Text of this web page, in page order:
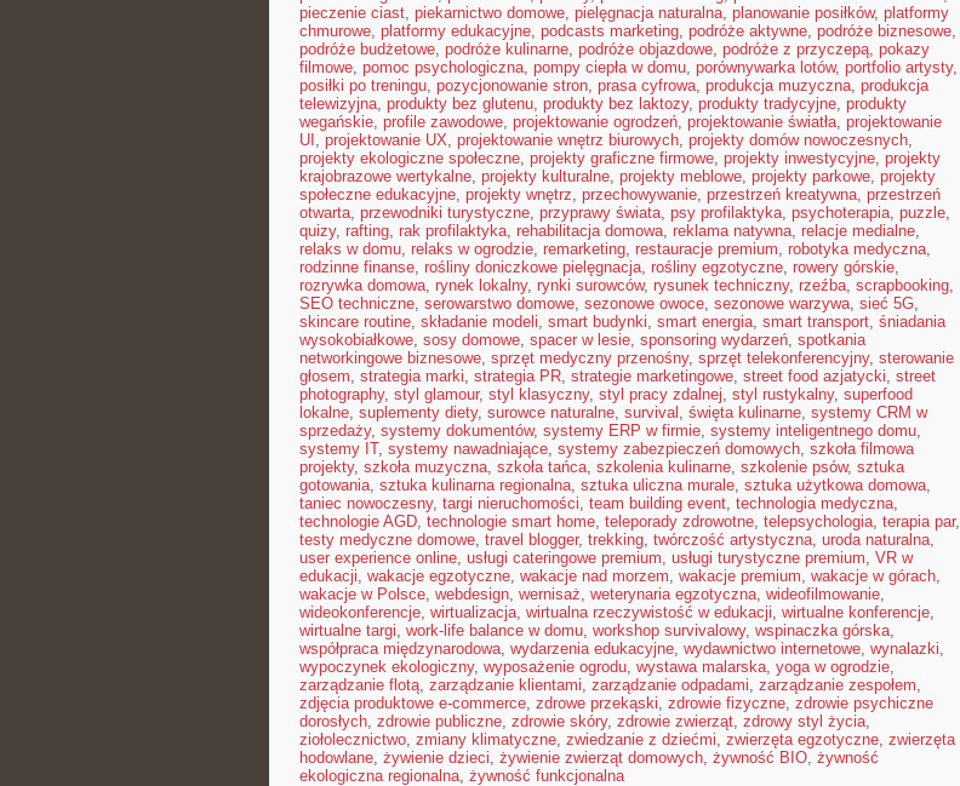
pieczenie ciast, piekarnictwo domowe, pielęgnacja naturalna, planowanie posiłków, platformy
chmurowe, platformy edukacyjne, podcasts marketing, podróże aktywne, podróże biznesowe,
podróże budżetowe, podróże kulinarne, podróże objazdowe, podróże z przyczepą, pokazy
filmowe, pomoc psychologiczna, pompy ciepła w domu, porównywarka lotów, portfolio artysty,
posiłki po treningu, pozycjonowanie stron, prasa cyfrowa, produkcja muzyczna, produkcja
telewizyjna, produkty bez glutenu, produkty bez laktozy, produkty tradycyjne, produkty
wegańskie, profile zawodowe, projektowanie ogrodzeń, projektowanie światła, projektowanie
UI , projektowanie UX, projektowanie wnętrz biurowych, projekty domów nowoczesnych,
projekty ekologiczne społeczne, projekty graficzne firmowe, projekty inwestycyjne, projekty
krajobrazowe wertykalne, projekty kulturalne, projekty meblowe, projekty parkowe, projekty
społeczne edukacyjne, projekty wnętrz, przechowywanie, przestrzeń kreatywna, przestrzeń
otwarta, przewodniki turystyczne, przyprawy świata, psy profilaktyka, psychoterapia, puzzle,
quizy, rafting, rak profilaktyka, rehabilitacja domowa, reklama natywna, relacje medialne,
relaks w domu, relaks w ogrodzie, remarketing, restauracje premium, robotyka medyczna,
rodzinne finanse, rośliny doniczkowe pielęgnacja, rośliny egzotyczne, rowery górskie,
rozrywka domowa, rynek lokalny, rynki surowców, rysunek techniczny, rzeźba, scrapbooking,
SEO techniczne, serowarstwo domowe, sezonowe owoce, sezonowe warzywa, sieć 5G,
skincare routine, składanie modeli, smart budynki, smart energia, smart transport, śniadania
wysokobiałkowe, sosy domowe, spacer w lesie, sponsoring wydarzeń, spotkania
networkingowe biznesowe, sprzęt medyczny przenośny, sprzęt telekonferencyjny, sterowanie
głosem, strategia marki, strategia PR, strategie marketingowe, street food azjatycki, street
photography, styl glamour, styl klasyczny, styl pracy zdalnej, styl rustykalny, superfood
lokalne, suplementy diety, surowce naturalne, survival , święta kulinarne, systemy CRM w
sprzedaży, systemy dokumentów, systemy ERP w firmie, systemy inteligentnego domu,
systemy IT, systemy nawadniające, systemy zabezpieczeń domowych, szkoła filmowa
projekty, szkoła muzyczna, szkoła tańca, szkolenia kulinarne, szkolenie psów, sztuka
gotowania, sztuka kulinarna regionalna, sztuka uliczna murale, sztuka użytkowa domowa,
taniec nowoczesny, targi nieruchomości, team building event, technologia medyczna,
technologie AGD, technologie smart home, teleporady zdrowotne, telepsychologia, terapia par,
testy medyczne domowe, travel blogger, trekking, twórczość artystyczna, uroda naturalna,
user experience online, usługi cateringowe premium, usługi turystyczne premium, VR w
edukacji, wakacje egzotyczne, wakacje nad morzem, wakacje premium, wakacje w górach,
wakacje w Polsce, webdesign, wernisaż, weterynaria egzotyczna, wideofilmowanie,
wideokonferencje, wirtualizacja, wirtualna rzeczywistość w edukacji, wirtualne konferencje,
wirtualne targi, work-life balance w domu, workshop survivalowy, wspinaczka górska,
współpraca międzynarodowa, wydarzenia edukacyjne, wydawnictwo internetowe, wynalazki,
wypoczynek ekologiczny, wyposażenie ogrodu, wystawa malarska, yoga w ogrodzie,
zarządzanie flotą, zarządzanie klientami, zarządzanie odpadami, zarządzanie zespołem,
zdjęcia produktowe e-commerce, zdrowe przekąski, zdrowie fizyczne, zdrowie psychiczne
dorosłych, zdrowie publiczne, zdrowie skóry, zdrowie zwierząt, zdrowy styl życia,
ziołolecznictwo, zmiany klimatyczne, zwiedzanie z dziećmi, zwierzęta egzotyczne, zwierzęta
hodowlane, żywienie dzieci, żywienie zwierząt domowych, żywność BIO, żywność
ekologiczna regionalna, żywność funkcjonalna